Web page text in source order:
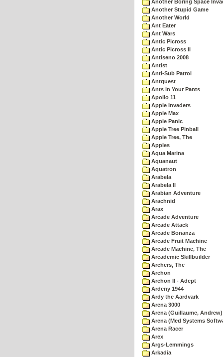
Another Boring Space
Another Stupid Game
Another World
Ant Eater
Ant Wars
Antic Picross
Antic Picross II
Antiseno 2008
Antist
Anti-Sub Patrol
Antquest
Ants in Your Pants
Apollo 11
Apple Invaders
Apple Max
Apple Panic
Apple Tree Pinball
Apple Tree, The
Apples
Aqua Marina
Aquanaut
Aquatron
Arabela
Arabela II
Arabian Adventure
Arachnid
Arax
Arcade Adventure
Arcade Attack
Arcade Bonanza
Arcade Fruit Machine
Arcade Machine, The
Arcademic Skillbuilder
Archers, The
Archon
Archon II - Adept
Ardeny 1944
Ardy the Aardvark
Arena 3000
Arena (Guillaume, Andrew)
Arena (Med Systems
Arena Racer
Arex
Args-Lemmings
Arkadia